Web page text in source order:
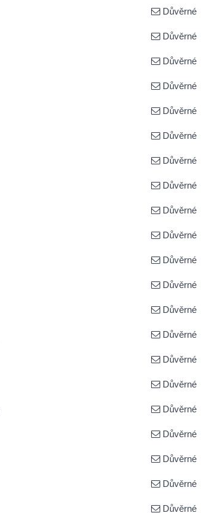
Důvěrné
Důvěrné
Důvěrné
Důvěrné
Důvěrné
Důvěrné
Důvěrné
Důvěrné
Důvěrné
Důvěrné
Důvěrné
Důvěrné
Důvěrné
Důvěrné
Důvěrné
Důvěrné
Důvěrné
Důvěrné
Důvěrné
Důvěrné
Důvěrné